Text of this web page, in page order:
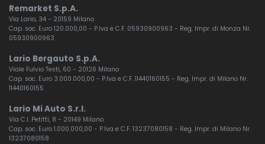
Remarket S.p.A.
Via Lario, 34 - 20159 Milano
Cap. soc. Euro 120.000,00 - P.Iva e C.F. 05930900963 - Reg. Impr. di Monza Nr.
05930900963
Lario Bergauto S.p.A.
Viale Fulvio Testi, 60 - 20126 Milano
Cap. soc. Euro 3.000.000,00 - P.Iva e C.F. 11440160155 - Reg. Impr. di Milano Nr.
11440160155
Lario Mi Auto S.r.l.
Via C.I. Petitti, 8 - 20149 Milano
Cap. soc. Euro 1.000.000,00 - P.Iva e C.F. 13237080158 - Reg. Impr. di Milano Nr.
13237080158